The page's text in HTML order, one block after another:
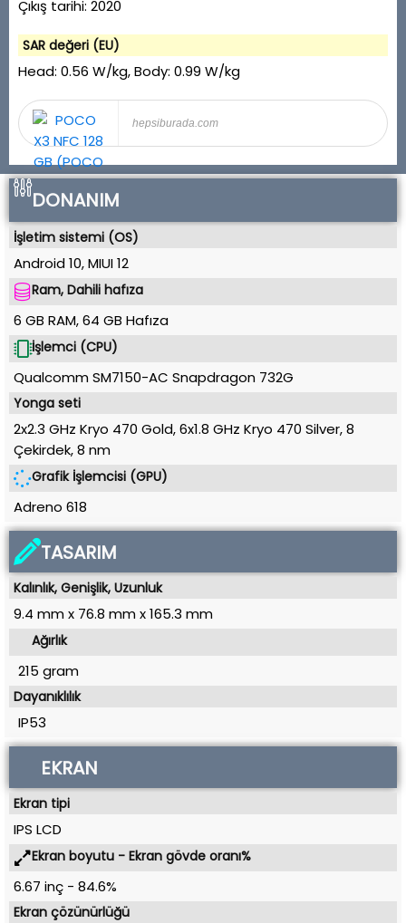
Çıkış tarihi: 2020
SAR değeri (EU)
Head: 0.56 W/kg, Body: 0.99 W/kg
hepsiburada.com
DONANIM
İşletim sistemi (OS)
Android 10,MIUI 12
Ram, Dahili hafıza
6 GB RAM,64 GB Hafıza
İşlemci (CPU)
Qualcomm SM7150-AC Snapdragon 732G
Yonga seti
2x2.3 GHz Kryo 470 Gold, 6x1.8 GHz Kryo 470 Silver, 8
Çekirdek,8 nm
Grafik İşlemcisi (GPU)
Adreno 618
TASARIM
Kalınlık, Genişlik, Uzunluk
9.4 mmx 76.8 mmx165.3 mm
Ağırlık
215 gram
Dayanıklılık
IP53
EKRAN
Ekran tipi
IPS LCD
Ekran boyutu - Ekran gövde oranı%
6.67 inç - 84.6%
Ekran çözünürlüğü